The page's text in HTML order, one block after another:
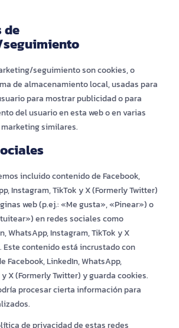
de
seguimiento son cookies, o
de almacenamiento local, usadas para
para mostrar publicidad o para
del usuario en esta web o en varias
similares.
incluido contenido de Facebook,
Instagram, TikTok y X (Formerly Twitter)
web (p.ej.: «Me gusta», «Pinear») o
en redes sociales como
WhatsApp, Instagram, TikTok y X
Este contenido está incrustado con
Facebook, LinkedIn, WhatsApp,
X (Formerly Twitter) y guarda cookies.
procesar cierta información para
de privacidad de estas redes